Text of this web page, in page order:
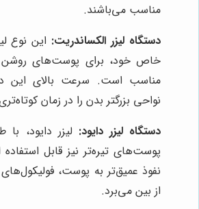
مناسب می‌باشند.
دستگاه لیزر الکساندریت: این نوع
خاص خود، برای پوست‌های روشن
مناسب است. سرعت بالای این
نواحی بزرگتر بدن را در زمان
دستگاه لیزر دایود: لیزر دایود،
پوست‌های تیره‌تر نیز قابل
نفوذ عمیق‌تر به پوست،
از بین می‌برد.